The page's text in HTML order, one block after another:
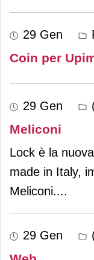
29 Gen
Coin per
29 Gen
Meliconi
Lock è la
made in Italy,
Meliconi....
29 Gen